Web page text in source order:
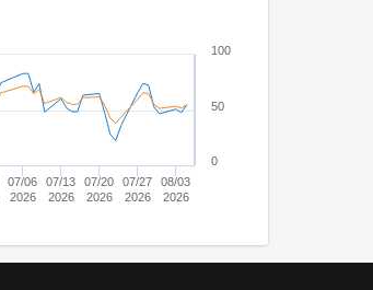
07/06
2026
07/13
2026
07/20
2026
07/27
2026
08/03
2026
0
50
100